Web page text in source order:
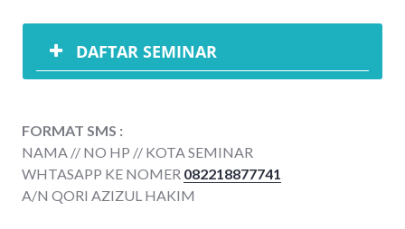
DAFTAR SEMINAR
FORMAT SMS :
NAMA // NO HP // KOTA SEMINAR
WHTASAPP KE NOMER 082218877741
A/N QORI AZIZUL HAKIM